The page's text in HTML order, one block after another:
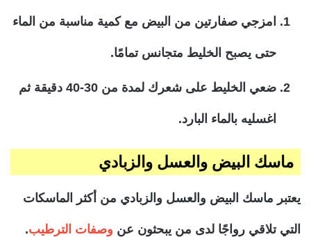
امزجي صفارتين من البيض مع كمية مناسبة من الماء
حتى يصبح الخليط متجانس تمامًا.
ضعي الخليط على شعرك لمدة من 30-40 دقيقة ثم
اغسليه بالماء البارد.
ماسك البيض والعسل والزبادي
يعتبر ماسك البيض والعسل والزبادي من أكثر الماسكات
التي تلاقي رواجًا لدى من يبحثون عن وصفات الترطيب.